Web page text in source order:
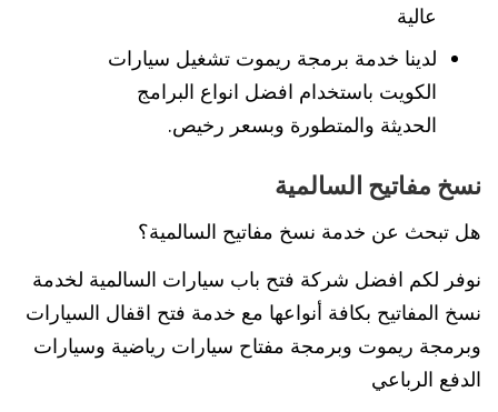
عالية
لدينا خدمة برمجة ريموت تشغيل سيارات
الكويت باستخدام افضل انواع البرامج
الحديثة والمتطورة وبسعر رخيص.
نسخ مفاتيح السالمية
هل تبحث عن خدمة نسخ مفاتيح السالمية؟
نوفر لكم افضل شركة فتح باب سيارات السالمية لخدمة
نسخ المفاتيح بكافة أنواعها مع خدمة فتح اقفال السيارات
وبرمجة ريموت وبرمجة مفتاح سيارات رياضية وسيارات
الدفع الرباعي